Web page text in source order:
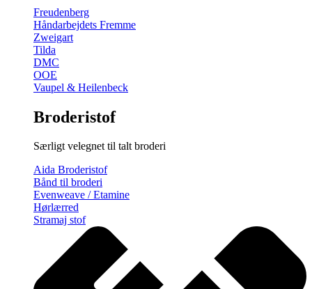
Freudenberg
Håndarbejdets Fremme
Zweigart
Tilda
DMC
OOE
Vaupel & Heilenbeck
Broderistof
Særligt velegnet til talt broderi
Aida Broderistof
Bånd til broderi
Evenweave / Etamine
Hørlærred
Stramaj stof